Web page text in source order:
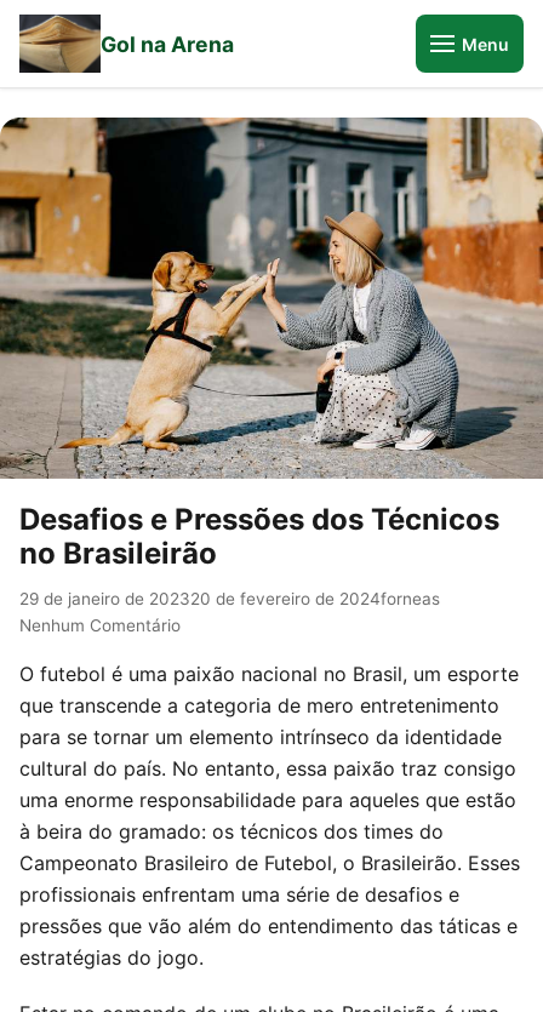
Gol na Arena Menu
Desafios e Pressões dos Técnicos
no Brasileirão
29 de janeiro de 202320 de fevereiro de 2024forneas
Nenhum Comentário
O futebol é uma paixão nacional no Brasil, um esporte
que transcende a categoria de mero entretenimento
para se tornar um elemento intrínseco da identidade
cultural do país. No entanto, essa paixão traz consigo
uma enorme responsabilidade para aqueles que estão
à beira do gramado: os técnicos dos times do
Campeonato Brasileiro de Futebol, o Brasileirão. Esses
profissionais enfrentam uma série de desafios e
pressões que vão além do entendimento das táticas e
estratégias do jogo.